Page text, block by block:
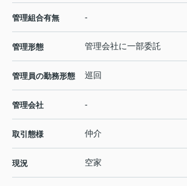
管理組合有無 -
管理形態 管理会社に一部委託
管理員の勤務形態 巡回
管理会社 -
取引態様 仲介
現況 空家